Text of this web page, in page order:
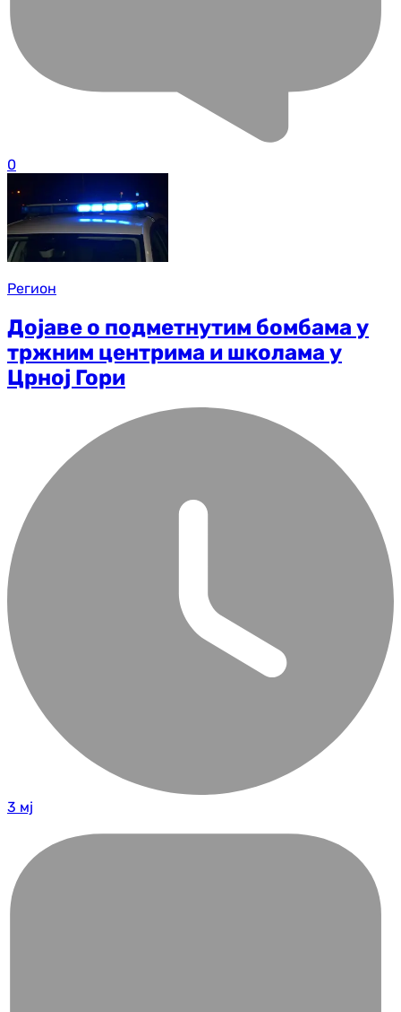
0
Регион
Дојаве о подметнутим бомбама у
тржним центрима и школама у
Црној Гори
3 мј